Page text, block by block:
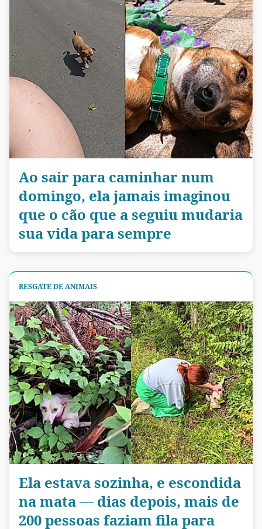
Ao sair para caminhar num
domingo, ela jamais imaginou
que o cão que a seguiu mudaria
sua vida para sempre
RESGATE DE ANIMAIS
Ela estava sozinha, e escondida
na mata — dias depois, mais de
200 pessoas faziam fila para